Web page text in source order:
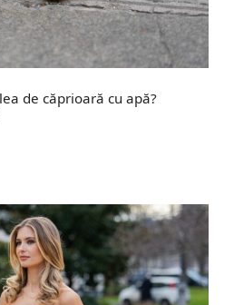
de căprioară cu apă?